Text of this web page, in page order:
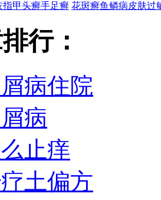
指甲头癣手足癣 花斑癣鱼鳞病皮肤过
行：
病住院
病
止痒
土偏方